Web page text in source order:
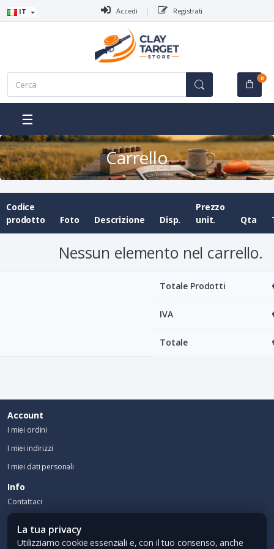
Vai al menù
Vai al contenuto
IT Accedi Registrati
C
r
:
0
☰
Carrello
Codice
prodotto
Foto Descrizione Disp.
Prezzo
unit.
Qta
Nessun elemento nel carrello.
Totale Prodotti
IVA
Totale
Account
I miei ordini
I miei indirizzi
I miei dati personali
Info
Contattaci
EMAIL:info@cti-srl.it
La tua privacy
Utilizziamo cookie essenziali e, con il tuo consenso, anche